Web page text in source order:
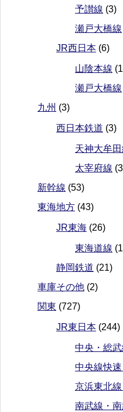
予讃線 (3)
瀬戸大橋線
JR西日本 (6)
山陰本線
瀬戸大橋線
九州 (3)
西日本鉄道 (3)
天神大牟
太宰府線
新幹線 (53)
東海地方 (43)
JR東海 (26)
東海道線
静岡鉄道 (21)
車庫その他 (2)
関東 (727)
JR東日本 (244)
中央・総
中央線快
京浜東北
南武線・